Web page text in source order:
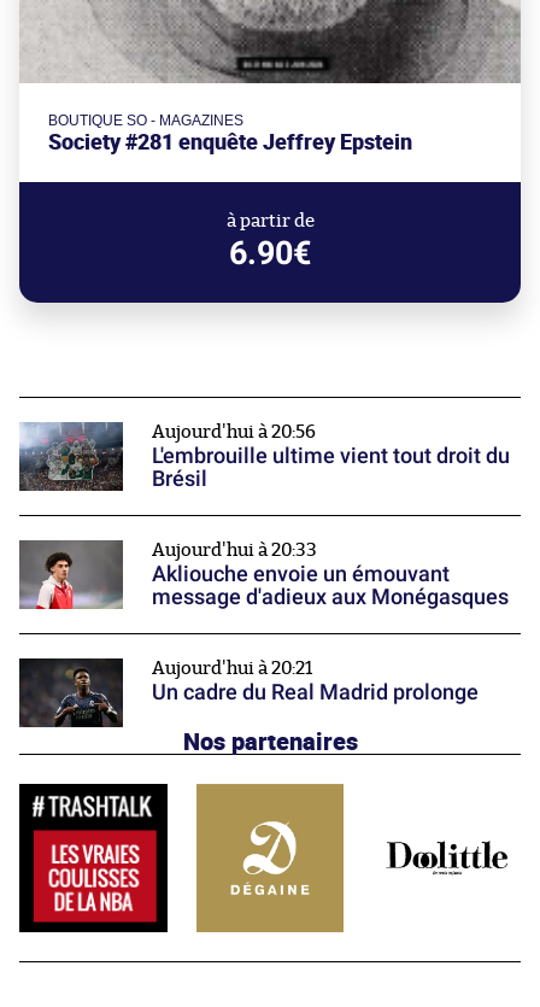
BOUTIQUE SO - MAGAZINES
Society #281 enquête Jeffrey Epstein
à partir de
6.90€
Aujourd'hui à 20:56
L'embrouille ultime vient tout droit du
Brésil
Aujourd'hui à 20:33
Akliouche envoie un émouvant
message d'adieux aux Monégasques
Aujourd'hui à 20:21
Un cadre du Real Madrid prolonge
Nos partenaires